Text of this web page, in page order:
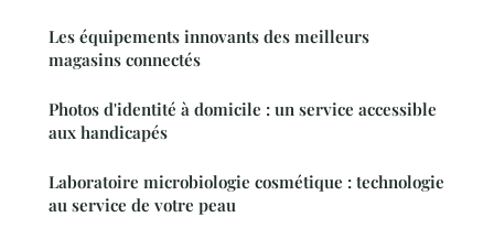
Les équipements innovants des meilleurs
magasins connectés
Photos d'identité à domicile : un service accessible
aux handicapés
Laboratoire microbiologie cosmétique : technologie
au service de votre peau